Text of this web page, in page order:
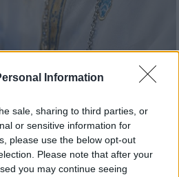
Information
sale, sharing to third parties, or
or sensitive information for
please use the below opt-out
Please note that after your
you may continue seeing
το ΕΘΝΟΣ στη Google